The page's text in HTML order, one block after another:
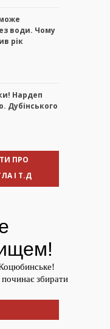
води. Чому
рік
Нардеп
Дубінського
ПРО
І Т.Д